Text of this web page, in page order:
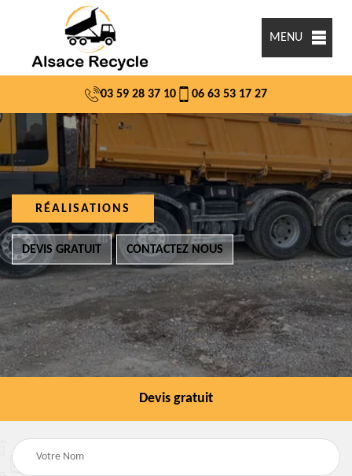
MENU
03 59 28 37 10 06 63 53 17 27
RÉALISATIONS
DEVIS GRATUIT CONTACTEZ NOUS
Devis gratuit